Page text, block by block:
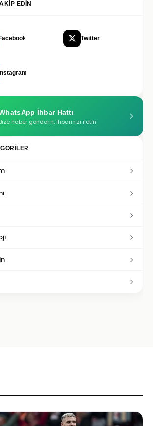
EDIN
Twitter
İhbar Hattı
Bize haber gönderin, ihbarınızı iletin